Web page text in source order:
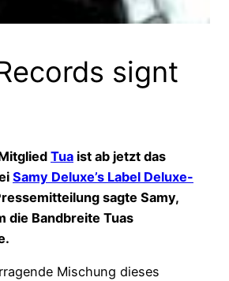
signt
Tua ist ab jetzt das
Samy Deluxe’s Label Deluxe-
sagte Samy,
die Bandbreite Tuas
Mischung dieses